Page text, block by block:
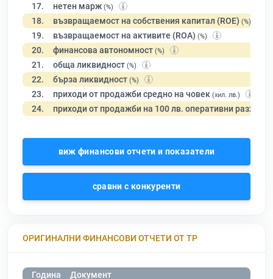
17. нетен марж (%)
18. възвращаемост на собствения капитал (ROE) (%)
19. възвращаемост на активите (ROA) (%)
20. финансова автономност (%)
21. обща ликвидност (%)
22. бърза ликвидност (%)
23. приходи от продажби средно на човек (хил. лв.)
24. приходи от продажби на 100 лв. оперативни разходи
виж финансови отчети и показатели
сравни с конкуренти
ОРИГИНАЛНИ ФИНАНСОВИ ОТЧЕТИ ОТ ТР
Година
Документ